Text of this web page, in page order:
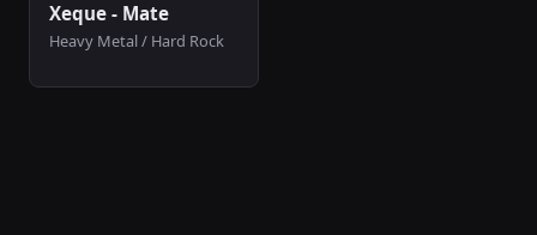
Xeque - Mate
Heavy Metal / Hard Rock